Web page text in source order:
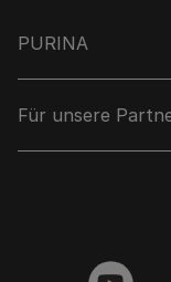
PURINA
Für unsere